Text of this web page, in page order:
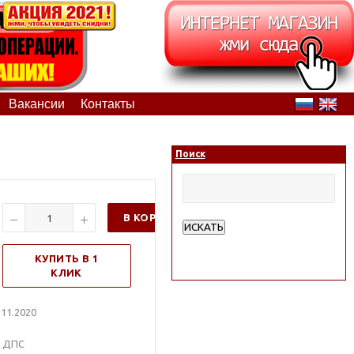
Вакансии Контакты
В КОРЗИНУ
КУПИТЬ В 1
КЛИК
ДПС
Поиск
ИСКАТЬ